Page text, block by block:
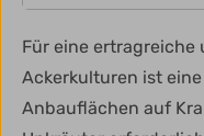
Für eine ertragreiche
Ackerkulturen ist
Anbauflächen auf